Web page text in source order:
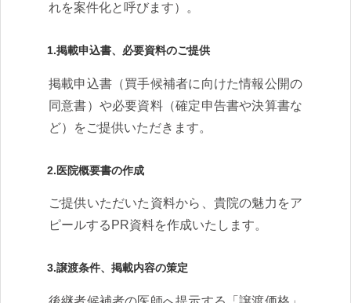
れを案件化と呼びます）。
1.掲載申込書、必要資料のご提供
掲載申込書（買手候補者に向けた情報公開の
同意書）や必要資料（確定申告書や決算書な
ど）をご提供いただきます。
2.医院概要書の作成
ご提供いただいた資料から、貴院の魅力をア
ピールするPR資料を作成いたします。
3.譲渡条件、掲載内容の策定